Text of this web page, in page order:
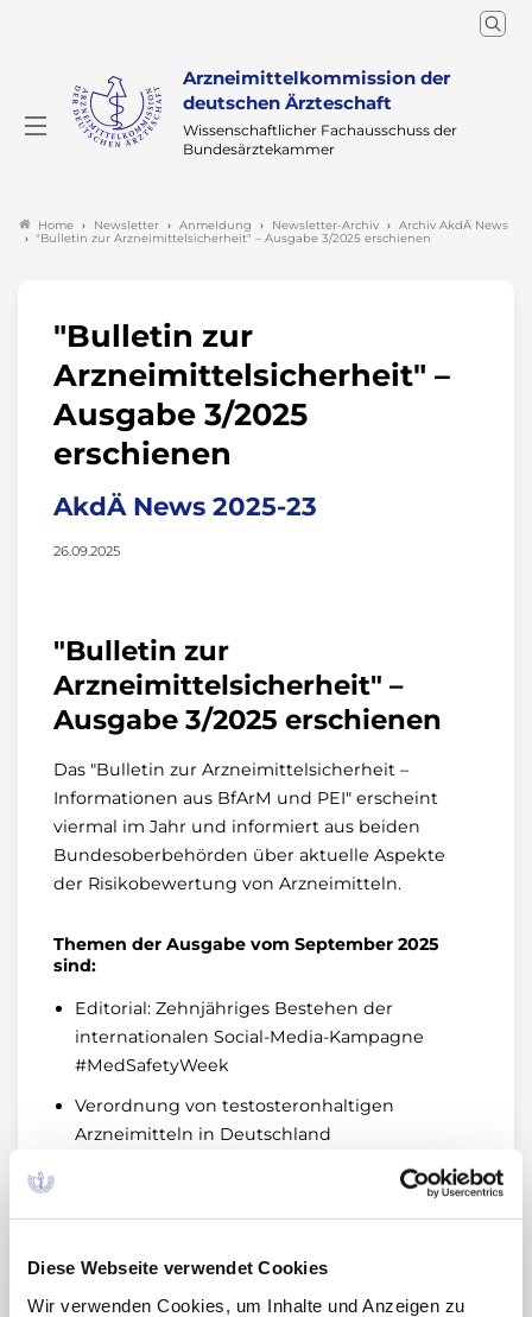
Diese Webseite verwendet Cookies
Wir verwenden Cookies, um Inhalte und Anzeigen zu
Arzneimittelkommission der
deutschen Ärzteschaft
Wissenschaftlicher Fachausschuss der
Bundesärztekammer
Home Newsletter Anmeldung Newsletter-Archiv
Archiv AkdÄ News
"Bulletin zur Arzneimittelsicherheit" – Ausgabe 3/2025 erschienen
"Bulletin zur
Arzneimittelsicherheit" –
Ausgabe 3/2025
erschienen
AkdÄ News 2025-23
26.09.2025
"Bulletin zur
Arzneimittelsicherheit" –
Ausgabe 3/2025 erschienen
Das "Bulletin zur Arzneimittelsicherheit –
Informationen aus BfArM und PEI" erscheint
viermal im Jahr und informiert aus beiden
Bundesoberbehörden über aktuelle Aspekte
der Risikobewertung von Arzneimitteln.
Themen der Ausgabe vom September 2025
sind:
Editorial: Zehnjähriges Bestehen der
internationalen Social-Media-Kampagne
#MedSafetyWeek
Verordnung von testosteronhaltigen
Arzneimitteln in Deutschland
bei Arzneimitteln
„We can all help make medicines safer“ –